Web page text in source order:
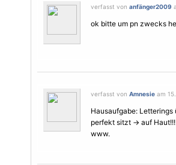
verfasst von anfänger2009
ok bitte um pn zwecks
verfasst von Amnesie am
Hausaufgabe:
perfekt sitzt -> auf
www.